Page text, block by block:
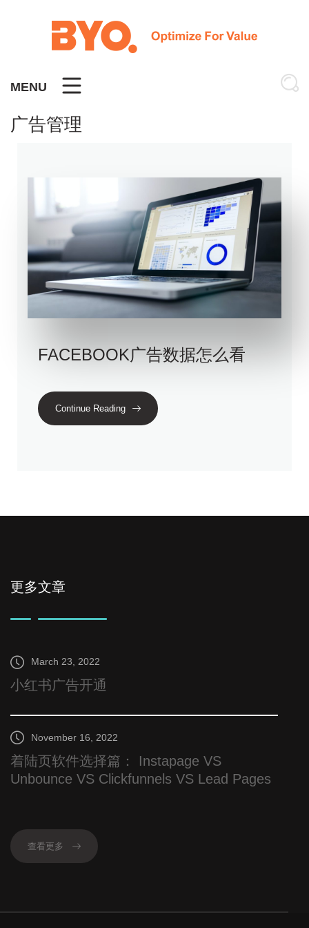
MENU
广告管理
FACEBOOK广告数据怎么看
Continue Reading
更多文章
March 23, 2022
小红书广告开通
November 16, 2022
着陆页软件选择篇： Instapage VS
Unbounce VS Clickfunnels VS Lead Pages
查看更多